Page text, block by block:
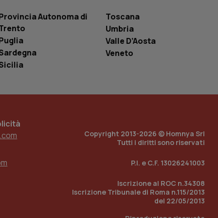
Autonoma di
Toscana
Umbria
Valle D’Aosta
Veneto
Copyright 2013-2026 © Homnya Srl
Tutti i diritti sono riservati
P.I. e C.F. 13026241003
Iscrizione al ROC n.34308
Iscrizione Tribunale di Roma n.115/2013
del 22/05/2013
del sito web sta
traccia
incorporati
del sito web sta
di
per abilitare il
con identity